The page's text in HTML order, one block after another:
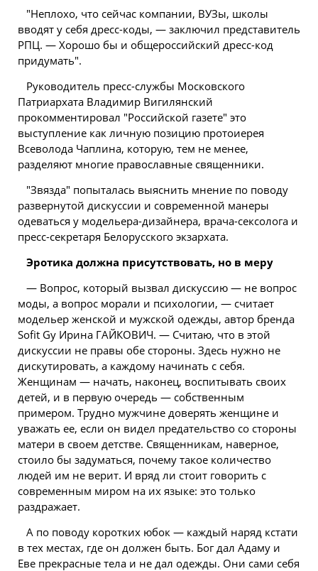
"Неплохо, что сейчас компании, ВУЗы, школы
вводят у себя дресс-коды, — заключил представитель
РПЦ. — Хорошо бы и общероссийский дресс-код
придумать".
Руководитель пресс-службы Московского
Патриархата Владимир Вигилянский
прокомментировал "Российской газете" это
выступление как личную позицию протоиерея
Всеволода Чаплина, которую, тем не менее,
разделяют многие православные священники.
"Звязда" попыталась выяснить мнение по поводу
развернутой дискуссии и современной манеры
одеваться у модельера-дизайнера, врача-сексолога и
пресс-секретаря Белорусского экзархата.
Эротика должна присутствовать, но в меру
— Вопрос, который вызвал дискуссию — не вопрос
моды, а вопрос морали и психологии, — считает
модельер женской и мужской одежды, автор бренда
Sоfit Gу Ирина ГАЙКОВИЧ. — Считаю, что в этой
дискуссии не правы обе стороны. Здесь нужно не
дискутировать, а каждому начинать с себя.
Женщинам — начать, наконец, воспитывать своих
детей, и в первую очередь — собственным
примером. Трудно мужчине доверять женщине и
уважать ее, если он видел предательство со стороны
матери в своем детстве. Священникам, наверное,
стоило бы задуматься, почему такое количество
людей им не верит. И вряд ли стоит говорить с
современным миром на их языке: это только
раздражает.
А по поводу коротких юбок — каждый наряд кстати
в тех местах, где он должен быть. Бог дал Адаму и
Еве прекрасные тела и не дал одежды. Они сами себя